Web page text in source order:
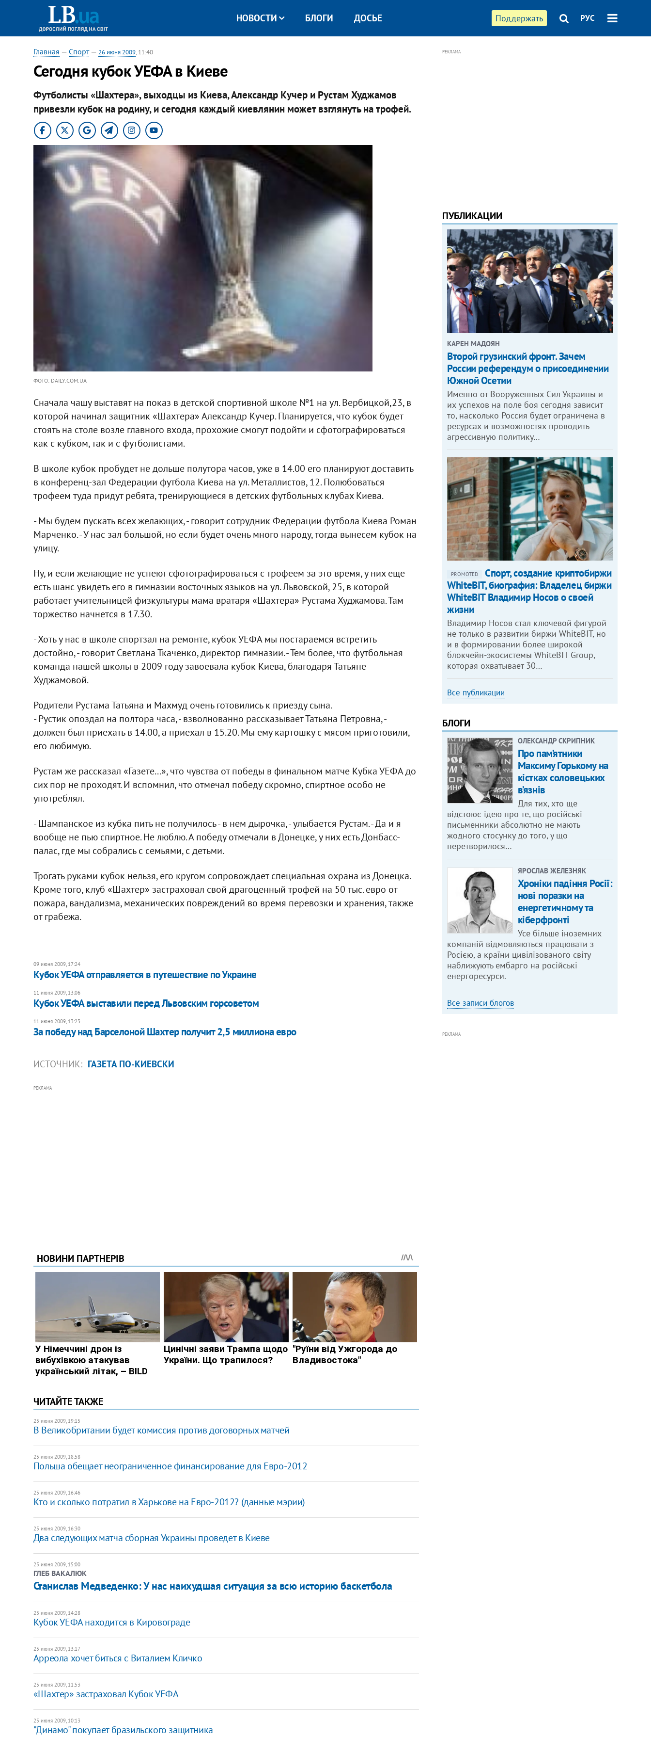
Поддержать РУС
НОВОСТИ БЛОГИ ДОСЬЕ
Главная — Спорт— 26 июня 2009, 11:40
Сегодня кубок УЕФА в Киеве
Футболисты «Шахтера», выходцы из Киева, Александр Кучер и Рустам Худжамов
привезли кубок на родину, и сегодня каждый киевлянин может взглянуть на трофей.
ФОТО: DAILY.COM.UA
Сначала чашу выставят на показ в детской спортивной школе №1 на ул. Вербицкой,23, в
которой начинал защитник «Шахтера» Александр Кучер. Планируется, что кубок будет
стоять на столе возле главного входа, прохожие смогут подойти и сфотографироваться
как с кубком, так и с футболистами.
В школе кубок пробудет не дольше полутора часов, уже в 14.00 его планируют доставить
в конференц-зал Федерации футбола Киева на ул. Металлистов, 12. Полюбоваться
трофеем туда придут ребята, тренирующиеся в детских футбольных клубах Киева.
- Мы будем пускать всех желающих, - говорит сотрудник Федерации футбола Киева Роман
Марченко. - У нас зал большой, но если будет очень много народу, тогда вынесем кубок на
улицу.
Ну, и если желающие не успеют сфотографироваться с трофеем за это время, у них еще
есть шанс увидеть его в гимназии восточных языков на ул. Львовской, 25, в которой
работает учительницей физкультуры мама вратаря «Шахтера» Рустама Худжамова. Там
торжество начнется в 17.30.
- Хоть у нас в школе спортзал на ремонте, кубок УЕФА мы постараемся встретить
достойно, - говорит Светлана Ткаченко, директор гимназии. - Тем более, что футбольная
команда нашей школы в 2009 году завоевала кубок Киева, благодаря Татьяне
Худжамовой.
Родители Рустама Татьяна и Махмуд очень готовились к приезду сына.
- Рустик опоздал на полтора часа, - взволнованно рассказывает Татьяна Петровна, -
должен был приехать в 14.00, а приехал в 15.20. Мы ему картошку с мясом приготовили,
его любимую.
Рустам же рассказал «Газете...», что чувства от победы в финальном матче Кубка УЕФА до
сих пор не проходят. И вспомнил, что отмечал победу скромно, спиртное особо не
употреблял.
- Шампанское из кубка пить не получилось - в нем дырочка, - улыбается Рустам. - Да и я
вообще не пью спиртное. Не люблю. А победу отмечали в Донецке, у них есть Донбасс-
палас, где мы собрались с семьями, с детьми.
Трогать руками кубок нельзя, его кругом сопровождает специальная охрана из Донецка.
Кроме того, клуб «Шахтер» застраховал свой драгоценный трофей на 50 тыс. евро от
пожара, вандализма, механических повреждений во время перевозки и хранения, также
от грабежа.
09 июня 2009, 17:24
Кубок УЕФА отправляется в путешествие по Украине
11 июня 2009, 13:06
Кубок УЕФА выставили перед Львовским горсоветом
11 июня 2009, 13:23
За победу над Барселоной Шахтер получит 2,5 миллиона евро
ИСТОЧНИК: ГАЗЕТА ПО-КИЕВСКИ
РЕКЛАМА
ЧИТАЙТЕ ТАКЖЕ
25 июня 2009, 19:15
В Великобритании будет комиссия против договорных матчей
25 июня 2009, 18:58
Польша обещает неограниченное финансирование для Евро-2012
25 июня 2009, 16:46
Кто и сколько потратил в Харькове на Евро-2012? (данные мэрии)
25 июня 2009, 16:30
Два следующих матча сборная Украины проведет в Киеве
25 июня 2009, 15:00
ГЛЕБ ВАКАЛЮК
Станислав Медведенко: У нас наихудшая ситуация за всю историю баскетбола
25 июня 2009, 14:28
Кубок УЕФА находится в Кировограде
25 июня 2009, 13:17
Арреола хочет биться с Виталием Кличко
25 июня 2009, 11:53
«Шахтер» застраховал Кубок УЕФА
25 июня 2009, 10:13
"Динамо" покупает бразильского защитника
РЕКЛАМА
ПУБЛИКАЦИИ
КАРЕН МАДОЯН
Второй грузинский фронт. Зачем
России референдум о присоединении
Южной Осетии
Именно от Вооруженных Сил Украины и
их успехов на поле боя сегодня зависит
то, насколько Россия будет ограничена в
ресурсах и возможностях проводить
агрессивную политику…
PROMOTED
Спорт, создание криптобиржи
WhiteBIT, биография: Владелец биржи
WhiteBIT Владимир Носов о своей
жизни
Владимир Носов стал ключевой фигурой
не только в развитии биржи WhiteBIT, но
и в формировании более широкой
блокчейн-экосистемы WhiteBIT Group,
которая охватывает 30…
Все публикации
БЛОГИ
ОЛЕКСАНДР СКРИПНИК
Про пам’ятники
Максиму Горькому на
кістках соловецьких
в’язнів
Для тих, хто ще
відстоює ідею про те, що російські
письменники абсолютно не мають
жодного стосунку до того, у що
перетворилося…
ЯРОСЛАВ ЖЕЛЕЗНЯК
Хроніки падіння Росії:
нові поразки на
енергетичному та
кіберфронті
Усе більше іноземних
компаній відмовляються працювати з
Росією, а країни цивілізованого світу
наближують ембарго на російські
енергоресурси.
Все записи блогов
РЕКЛАМА